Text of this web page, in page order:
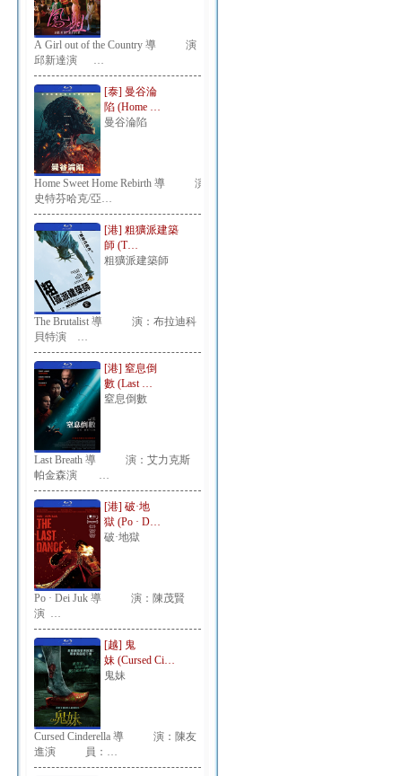
A Girl out of the Country 導 演：
邱新達演 …
[泰] 曼谷淪
陷 (Home …
曼谷淪陷
Home Sweet Home Rebirth 導 演：
史特芬哈克/亞…
[港] 粗獷派建築
師 (T…
粗獷派建築師
The Brutalist 導 演：布拉迪科
貝特演 …
[港] 窒息倒
數 (Last …
窒息倒數
Last Breath 導 演：艾力克斯
帕金森演 …
[港] 破·地
獄 (Po · D…
破·地獄
Po · Dei Juk 導 演：陳茂賢
演 …
[越] 鬼
妹 (Cursed Ci…
鬼妹
Cursed Cinderella 導 演：陳友
進演 員：…